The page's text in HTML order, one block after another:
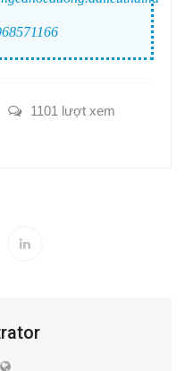
1101 lượt xem